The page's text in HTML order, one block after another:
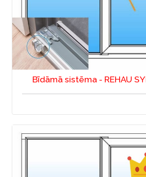
Bīdāmā sistēma - REHAU